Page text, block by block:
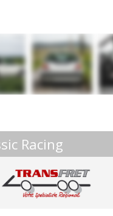
Racing